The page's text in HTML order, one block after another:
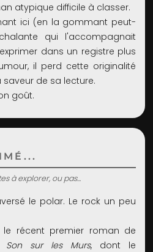
atypique difficile à classer.
ici (en la gommant peut-
qui l'accompagnait
dans un registre plus
il perd cette originalité
de sa lecture.
goût.
à explorer, ou pas...
le polar. Le rock un peu
récent premier roman de
Son sur les Murs, dont le